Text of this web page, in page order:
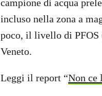
campione di acqua
incluso nella zona a
poco, il livello di PFOS
Veneto.
Leggi il report “Non ce